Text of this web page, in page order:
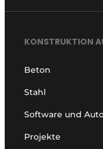
KONSTRUKTION
Beton
Stahl
Software und
Projekte